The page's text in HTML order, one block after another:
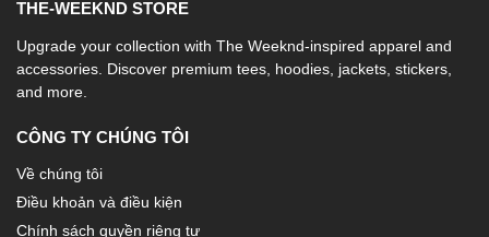
THE-WEEKND STORE
Upgrade your collection with The Weeknd-inspired apparel and
accessories. Discover premium tees, hoodies, jackets, stickers,
and more.
CÔNG TY CHÚNG TÔI
Về chúng tôi
Điều khoản và điều kiện
Chính sách quyền riêng tư